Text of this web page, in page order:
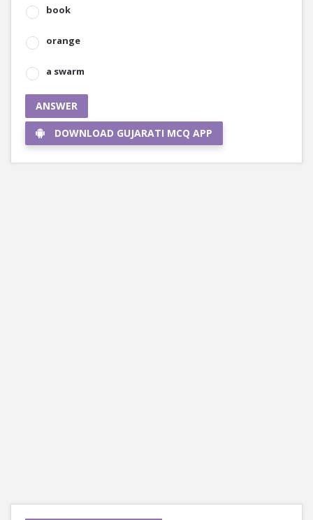
book
orange
a swarm
ANSWER
DOWNLOAD GUJARATI MCQ APP